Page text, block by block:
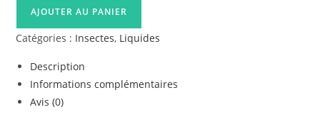
Insecticide
Concentré
Aurodil
Super
P.B.
AJOUTER AU PANIER
Catégories : Insectes, Liquides
Description
Informations complémentaires
Avis (0)